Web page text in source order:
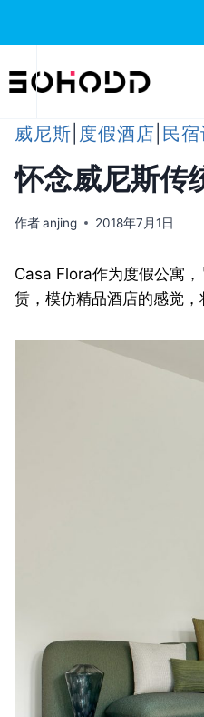
到
威尼斯 度假酒店 民
怀念威尼斯传
作者anjing 2018年7月1日
Casa Flora作为度假公寓
赁，模仿精品酒店的感觉